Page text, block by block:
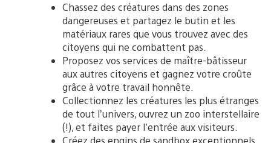
Chassez des créatures dans des zones
dangereuses et partagez le butin et les
matériaux rares que vous trouvez avec des
citoyens qui ne combattent pas.
Proposez vos services de maître-bâtisseur
aux autres citoyens et gagnez votre croûte
grâce à votre travail honnête.
Collectionnez les créatures les plus étranges
de tout l’univers, ouvrez un zoo interstellaire
(!), et faites payer l’entrée aux visiteurs.
Créez des engins de sandbox exceptionnels